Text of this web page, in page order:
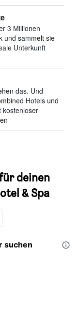
3 Millionen
und sammelt sie
Unterkunft
das. Und
Hotels und
kostenloser
deinen
& Spa
suchen